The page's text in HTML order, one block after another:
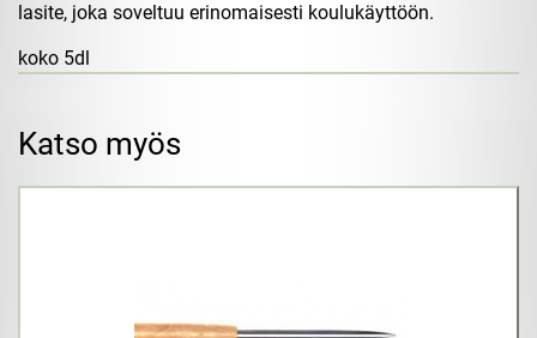
lasite, joka soveltuu erinomaisesti koulukäyttöön.
koko 5dl
Katso myös